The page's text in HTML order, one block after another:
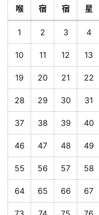
喉
宿
宿
星
1 2 3 4
10 11 12 13
19 20 21 22
28 29 30 31
37 38 39 40
46 47 48 49
55 56 57 58
64 65 66 67